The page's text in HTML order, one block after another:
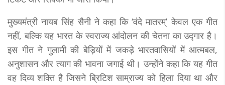
मुख्यमंत्री नायब सिंह सैनी ने कहा कि ‘वंदे मातरम्’ केवल एक गीत
नहीं, बल्कि यह भारत के स्वराज्य आंदोलन की चेतना का उद्गार है।
इस गीत ने गुलामी की बेड़ियों में जकड़े भारतवासियों में आत्मबल,
अनुशासन और त्याग की भावना जगाई थी। उन्होंने कहा कि यह गीत
वह दिव्य शक्ति है जिसने ब्रिटिश साम्राज्य को हिला दिया था और